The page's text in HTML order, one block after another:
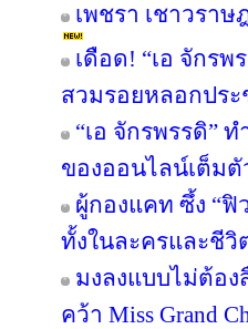
เพชรา เชาวรา
เดือด! “เอ จักร
สวมรอยหลอกปร
“เอ จักรพรรดิ”
ของออนไลน์เต็มตั
ผู้กองแคท ซึ้ง “ฟิ
ทั้งในละครและชีวิ
มงลงแบบไม่ต้อง
คว้า Miss Grand